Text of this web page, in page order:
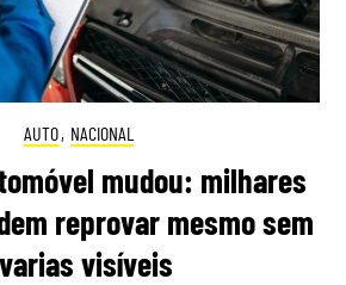
AUTO, NACIONAL
mudou: milhares
reprovar mesmo sem
visíveis